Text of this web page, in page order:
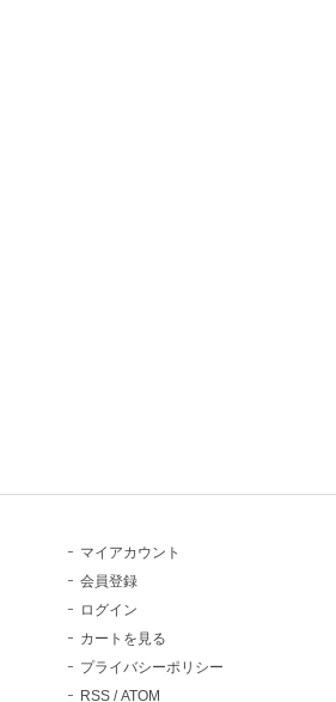
マイアカウント
会員登録
ログイン
カートを見る
プライバシーポリシー
RSS /ATOM